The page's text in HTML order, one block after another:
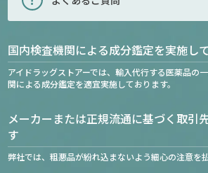
国内検査機関による成分鑑定を実施し
アイドラッグストアーでは、輸入代行する医薬品の
関による成分鑑定を適宜実施しております。
メーカーまたは正規流通に基づく取引
す
弊社では、粗悪品が紛れ込まないよう細心の注意を